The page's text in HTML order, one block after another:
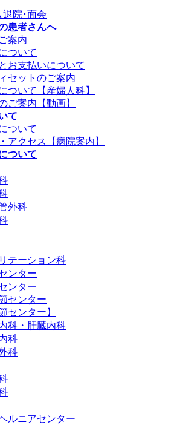
退院･面会
患者さんへ
案内
ついて
お支払いについて
セットのご案内
ついて【産婦人科】
ご案内【動画】
て
ついて
アクセス【病院案内】
ついて
外科
テーション科
ンター
ンター
センター
センター】
科・肝臓内科
科
科
ルニアセンター